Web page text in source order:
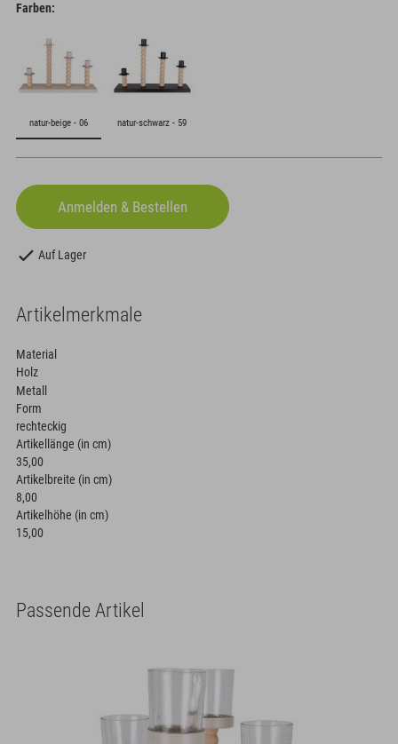
Farben:
natur-beige - 06 natur-schwarz - 59
Auf Lager
Artikelmerkmale
Material
Holz
Metall
Form
rechteckig
Artikellänge (in cm)
35,00
Artikelbreite (in cm)
8,00
Artikelhöhe (in cm)
15,00
Passende Artikel